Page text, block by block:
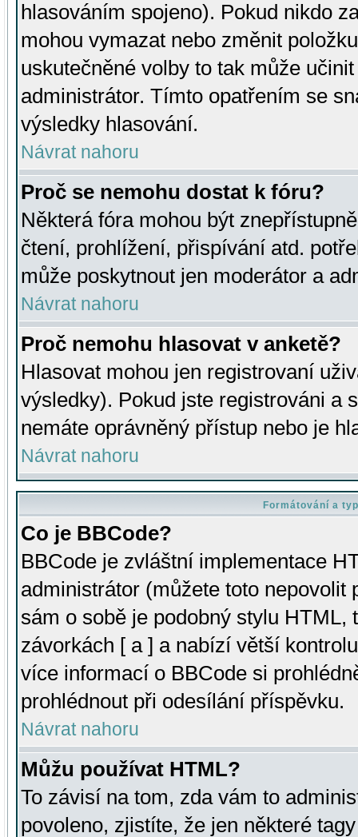
hlasováním spojeno). Pokud nikdo
mohou vymazat nebo změnit
uskutečněné volby to tak může
administrátor. Tímto opatřením se
výsledky hlasování.
Návrat nahoru
Proč se nemohu dostat k fóru?
Některá fóra mohou být
čtení, prohlížení, přispívání atd.
může poskytnout jen moderátor a
Návrat nahoru
Proč nemohu hlasovat v anketě?
Hlasovat mohou jen registrovaní
výsledky). Pokud jste registrováni a
nemáte oprávněný přístup nebo je
Návrat nahoru
Formátování a
Co je BBCode?
BBCode je zvláštní implementace
administrátor (můžete toto
sám o sobě je podobný stylu HTML,
závorkách [ a ] a nabízí větší
více informací o BBCode si
prohlédnout při odesílání příspěvku.
Návrat nahoru
Můžu používat HTML?
To závisí na tom, zda vám to
povoleno, zjistíte, že jen některé